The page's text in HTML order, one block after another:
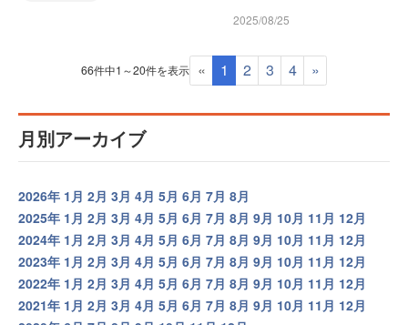
2025/08/25
66件中1～20件を表示 « 1 2 3 4 »
月別アーカイブ
2026年 1月 2月 3月 4月 5月 6月 7月 8月
2025年 1月 2月 3月 4月 5月 6月 7月 8月 9月 10月 11月 12月
2024年 1月 2月 3月 4月 5月 6月 7月 8月 9月 10月 11月 12月
2023年 1月 2月 3月 4月 5月 6月 7月 8月 9月 10月 11月 12月
2022年 1月 2月 3月 4月 5月 6月 7月 8月 9月 10月 11月 12月
2021年 1月 2月 3月 4月 5月 6月 7月 8月 9月 10月 11月 12月